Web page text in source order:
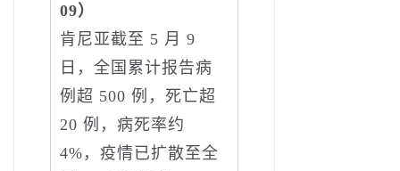
09）
肯尼亚截至 5 月 9
日，全国累计报告病
例超 500 例，死亡超
20 例，病死率约
4%，疫情已扩散至全